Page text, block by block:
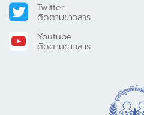
Twitter
ติดตามข่าวสาร
Youtube
ติดตามข่าวสาร